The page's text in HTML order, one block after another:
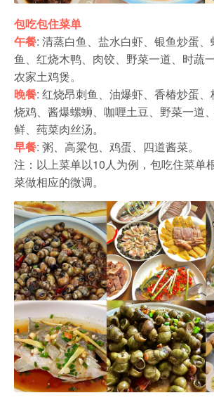
包吃包住菜单
午餐: 清蒸白鱼、盐水白虾、银鱼炒蛋
鱼、红烧木鸭、肉饺、野菜一道、时蔬
农家土鸡煲。
晚餐: 红烧昂刺鱼、油爆虾、香椿炒蛋
烧鸡、酱爆螺蛳、咖喱土豆、野菜一道
鲜、莼菜肉丝汤。
早餐: 粥、高粱包、鸡蛋、四道酱菜。
注：以上菜单以10人为例，包吃住菜单
菜做相应的微调。